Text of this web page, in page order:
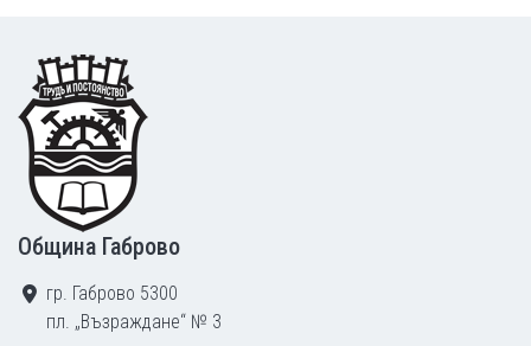
Footer
Община Габрово
гр. Габрово 5300
пл. „Възраждане“ № 3